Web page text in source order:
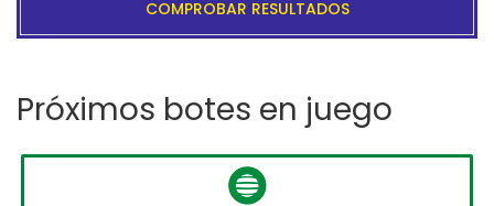
COMPROBAR RESULTADOS
Próximos botes en juego